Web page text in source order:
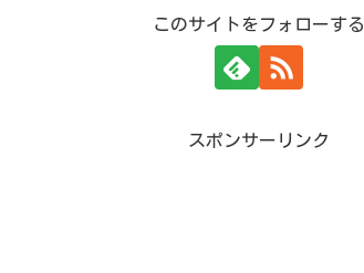
このサイトをフォローする
スポンサーリンク